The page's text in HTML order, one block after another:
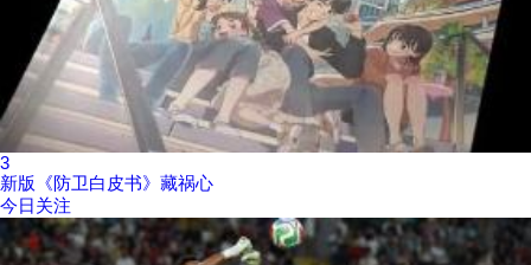
3
新版《防卫白皮书》藏祸心
今日关注